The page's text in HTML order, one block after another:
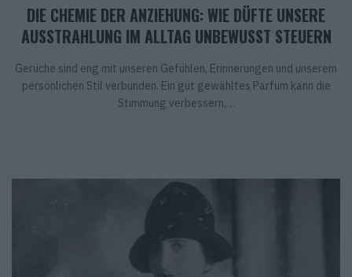
DIE CHEMIE DER ANZIEHUNG: WIE DÜFTE UNSERE
AUSSTRAHLUNG IM ALLTAG UNBEWUSST STEUERN
Gerüche sind eng mit unseren Gefühlen, Erinnerungen und unserem
persönlichen Stil verbunden. Ein gut gewähltes Parfum kann die
Stimmung verbessern,…